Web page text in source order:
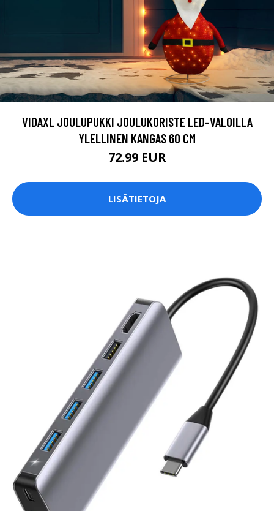
VIDAXL JOULUPUKKI JOULUKORISTE LED-VALOILLA
YLELLINEN KANGAS 60 CM
72.99 EUR
LISÄTIETOJA